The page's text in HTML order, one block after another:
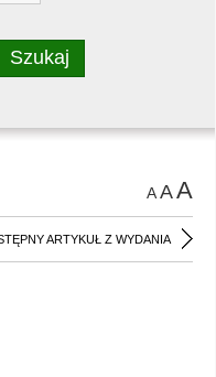
AAA
ARTYKUŁ Z WYDANIA